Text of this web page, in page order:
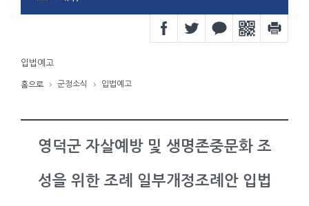
입법예고
홈으로 군정소식 입법예고
영덕군 자살예방 및 생명존중문화 조
성을 위한 조례 일부개정조례안 입법